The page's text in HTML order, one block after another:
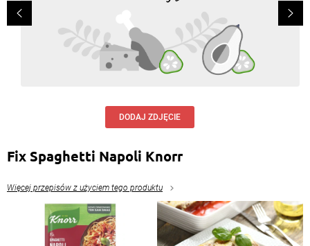
DODAJ ZDJĘCIE
Fix Spaghetti Napoli Knorr
Więcej przepisów z użyciem tego produktu